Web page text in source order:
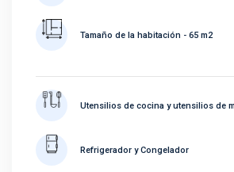
Tamaño de la habitación - 65 m2
Utensilios de cocina y utensilios de
Refrigerador y Congelador